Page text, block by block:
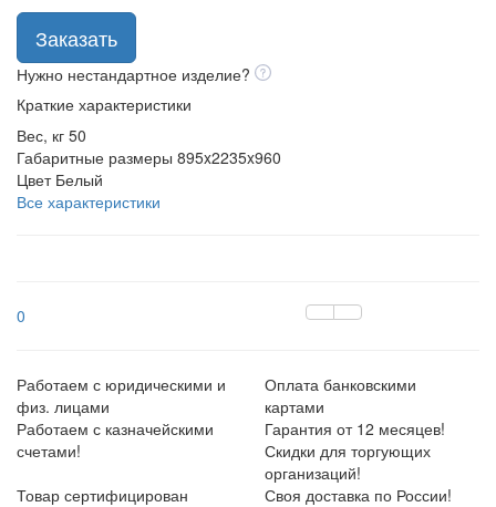
Заказать
Нужно нестандартное изделие?
Краткие характеристики
Вес, кг 50
Габаритные размеры 895x2235x960
Цвет Белый
Все характеристики
0
Работаем с юридическими и
физ. лицами
Оплата банковскими
картами
Работаем с казначейскими
счетами!
Гарантия от 12 месяцев!
Скидки для торгующих
организаций!
Товар сертифицирован
Своя доставка по России!